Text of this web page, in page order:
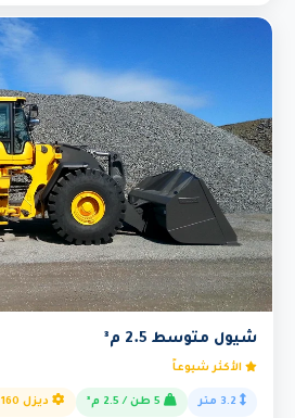
شيول متوسط 2.5 م³
الأكثر شيوعاً
ديزل 160 حصان